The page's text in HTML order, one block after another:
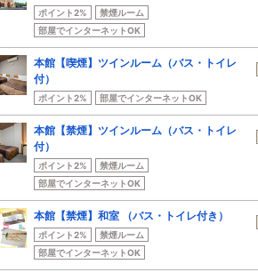
ポイント2%
禁煙ルーム
部屋でインターネットOK
本館【喫煙】ツインルーム（バス・トイレ
付）
ポイント2% 部屋でインターネットOK
本館【禁煙】ツインルーム（バス・トイレ
付）
ポイント2%
禁煙ルーム
部屋でインターネットOK
本館【禁煙】和室 （バス・トイレ付き）
ポイント2%
禁煙ルーム
部屋でインターネットOK